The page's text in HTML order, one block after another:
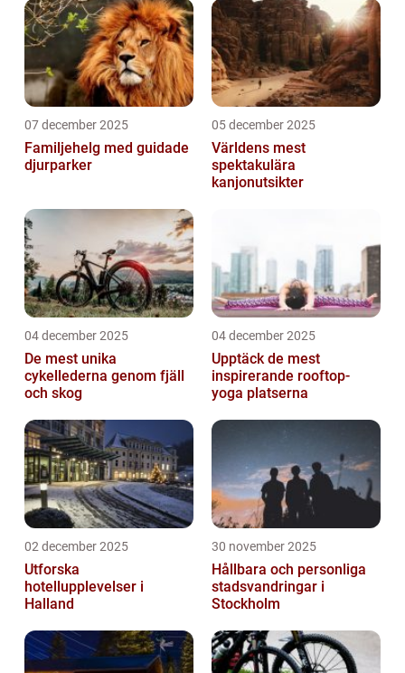
07 december 2025
Familjehelg med guidade
djurparker
05 december 2025
Världens mest
spektakulära
kanjonutsikter
04 december 2025
De mest unika
cykellederna genom fjäll
och skog
04 december 2025
Upptäck de mest
inspirerande rooftop-
yoga platserna
02 december 2025
Utforska
hotellupplevelser i
Halland
30 november 2025
Hållbara och personliga
stadsvandringar i
Stockholm